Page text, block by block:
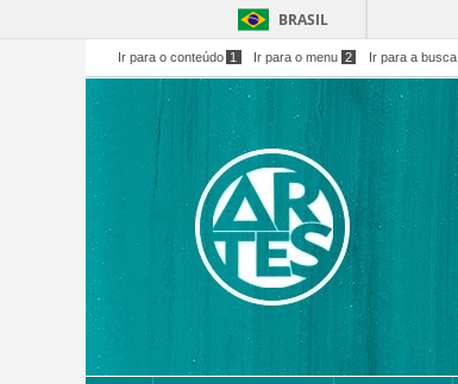
BRASIL
Ir para o conteúdo 1 Ir para o menu 2 Ir para a busca